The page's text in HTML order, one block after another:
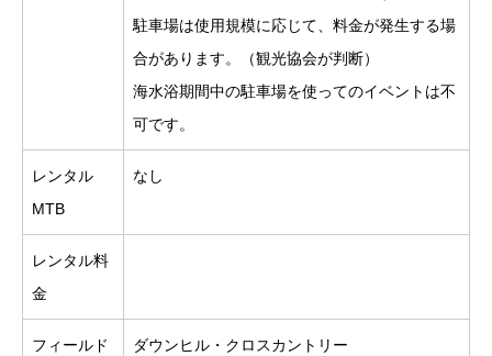
駐車場は使用規模に応じて、料金が発生する場
合があります。（観光協会が判断）
海水浴期間中の駐車場を使ってのイベントは不
可です。
レンタル
MTB
なし
レンタル料
金
フィールド
ダウンヒル・クロスカントリー